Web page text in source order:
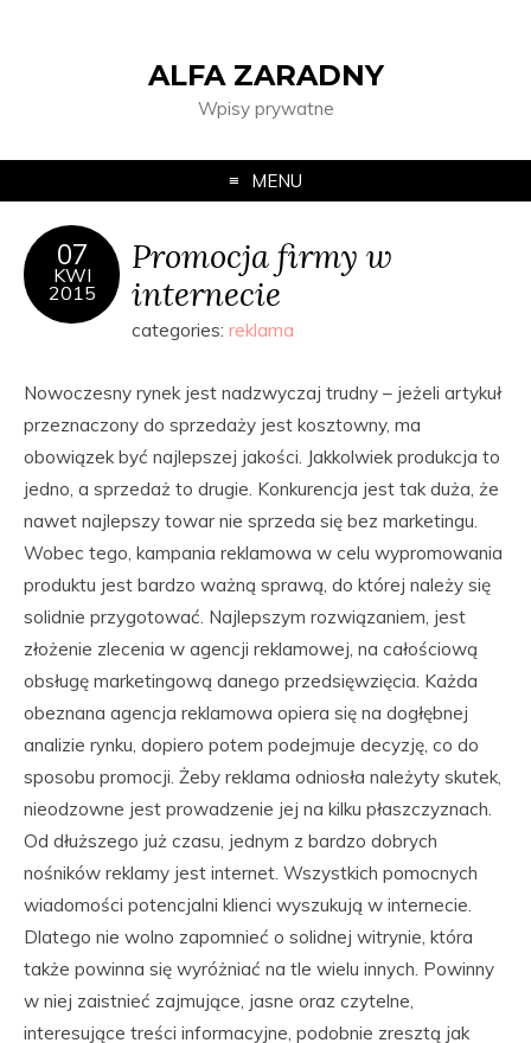
ALFA ZARADNY
Wpisy prywatne
MENU
07
KWI
2015
Promocja firmy w
internecie
categories: reklama
Nowoczesny rynek jest nadzwyczaj trudny – jeżeli artykuł
przeznaczony do sprzedaży jest kosztowny, ma
obowiązek być najlepszej jakości. Jakkolwiek produkcja to
jedno, a sprzedaż to drugie. Konkurencja jest tak duża, że
nawet najlepszy towar nie sprzeda się bez marketingu.
Wobec tego, kampania reklamowa w celu wypromowania
produktu jest bardzo ważną sprawą, do której należy się
solidnie przygotować. Najlepszym rozwiązaniem, jest
złożenie zlecenia w agencji reklamowej, na całościową
obsługę marketingową danego przedsięwzięcia. Każda
obeznana agencja reklamowa opiera się na dogłębnej
analizie rynku, dopiero potem podejmuje decyzję, co do
sposobu promocji. Żeby reklama odniosła należyty skutek,
nieodzowne jest prowadzenie jej na kilku płaszczyznach.
Od dłuższego już czasu, jednym z bardzo dobrych
nośników reklamy jest internet. Wszystkich pomocnych
wiadomości potencjalni klienci wyszukują w internecie.
Dlatego nie wolno zapomnieć o solidnej witrynie, która
także powinna się wyróżniać na tle wielu innych. Powinny
w niej zaistnieć zajmujące, jasne oraz czytelne,
interesujące treści informacyjne, podobnie zresztą jak